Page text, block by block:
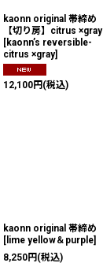
kaonn original 帯締め
【切り房】citrus ×gray
[kaonn’s reversible-
citrus ×gray]
12,100円 (税込)
kaonn original 帯締め
[lime yellow＆purple]
8,250円 (税込)